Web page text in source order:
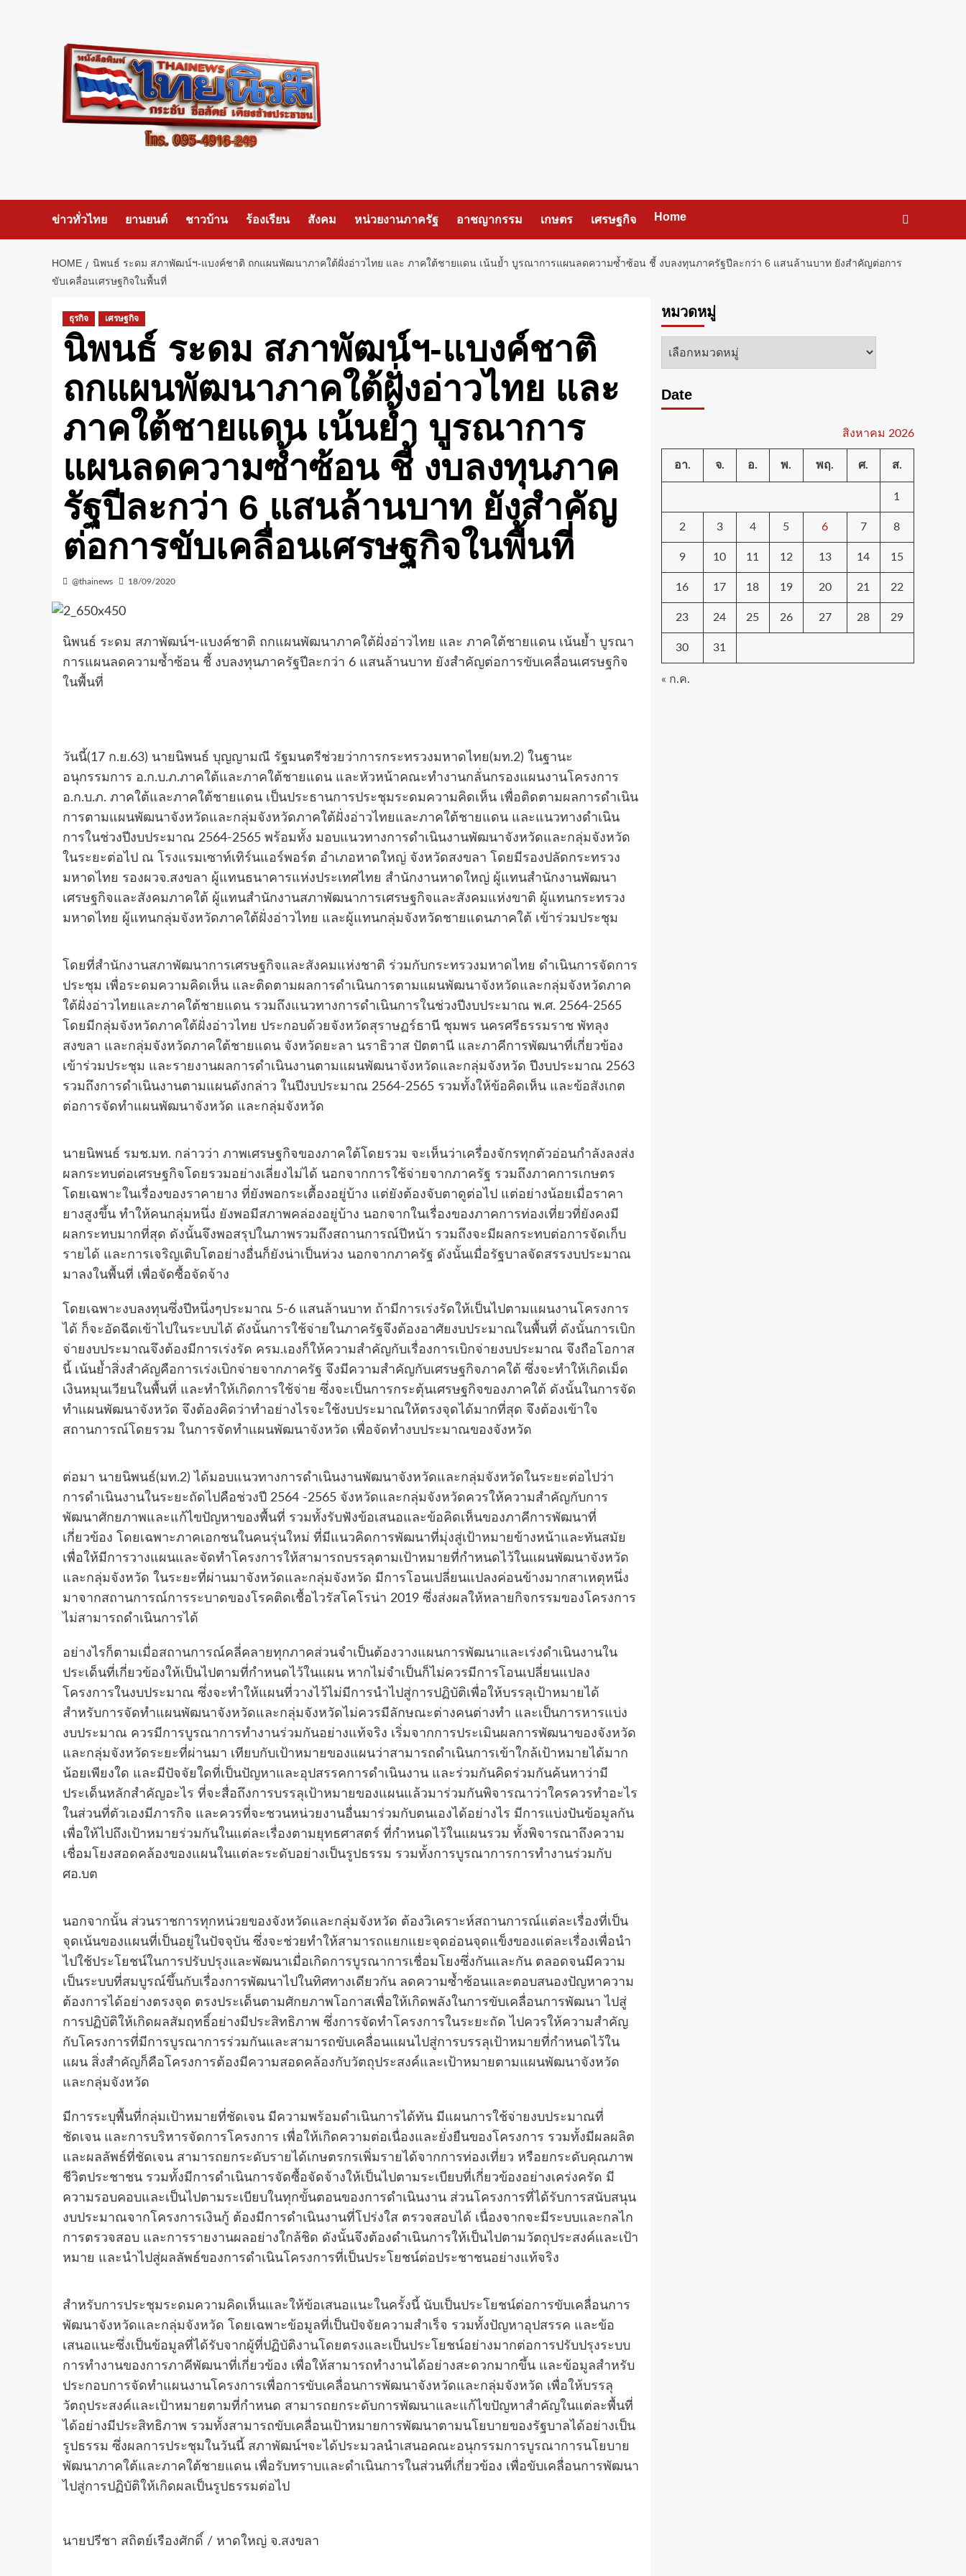
ข่าวทั่วไทย ยานยนต์ ชาวบ้าน ร้องเรียน สังคม หน่วยงานภาครัฐ อาชญากรรม เกษตร เศรษฐกิจ Home
HOME
นิพนธ์ ระดม สภาพัฒน์ฯ-แบงค์ชาติ ถกแผนพัฒนาภาคใต้ฝั่งอ่าวไทย และ ภาคใต้ชายแดน เน้นย้ำ บูรณาการแผนลดความซ้ำซ้อน ชี้ งบลงทุนภาครัฐปีละกว่า 6 แสนล้านบาท ยังสำคัญต่อการ
ขับเคลื่อนเศรษฐกิจในพื้นที่
ธุรกิจ เศรษฐกิจ
นิพนธ์ ระดม สภาพัฒน์ฯ-แบงค์ชาติ
ถกแผนพัฒนาภาคใต้ฝั่งอ่าวไทย และ
ภาคใต้ชายแดน เน้นย้ำ บูรณาการ
แผนลดความซ้ำซ้อน ชี้ งบลงทุนภาค
รัฐปีละกว่า 6 แสนล้านบาท ยังสำคัญ
ต่อการขับเคลื่อนเศรษฐกิจในพื้นที่
@thainews 18/09/2020
นิพนธ์ ระดม สภาพัฒน์ฯ-แบงค์ชาติ ถกแผนพัฒนาภาคใต้ฝั่งอ่าวไทย และ ภาคใต้ชายแดน เน้นย้ำ บูรณา
การแผนลดความซ้ำซ้อน ชี้ งบลงทุนภาครัฐปีละกว่า 6 แสนล้านบาท ยังสำคัญต่อการขับเคลื่อนเศรษฐกิจ
ในพื้นที่
วันนี้(17 ก.ย.63) นายนิพนธ์ บุญญามณี รัฐมนตรีช่วยว่าการกระทรวงมหาดไทย(มท.2) ในฐานะ
อนุกรรมการ อ.ก.บ.ภ.ภาคใต้และภาคใต้ชายแดน และหัวหน้าคณะทำงานกลั่นกรองแผนงานโครงการ
อ.ก.บ.ภ. ภาคใต้และภาคใต้ชายแดน เป็นประธานการประชุมระดมความคิดเห็น เพื่อติดตามผลการดำเนิน
การตามแผนพัฒนาจังหวัดและกลุ่มจังหวัดภาคใต้ฝั่งอ่าวไทยและภาคใต้ชายแดน และแนวทางดำเนิน
การในช่วงปีงบประมาณ 2564-2565 พร้อมทั้ง มอบแนวทางการดำเนินงานพัฒนาจังหวัดและกลุ่มจังหวัด
ในระยะต่อไป ณ โรงแรมเซาท์เทิร์นแอร์พอร์ต อำเภอหาดใหญ่ จังหวัดสงขลา โดยมีรองปลัดกระทรวง
มหาดไทย รองผวจ.สงขลา ผู้แทนธนาคารแห่งประเทศไทย สำนักงานหาดใหญ่ ผู้แทนสำนักงานพัฒนา
เศรษฐกิจและสังคมภาคใต้ ผู้แทนสำนักงานสภาพัฒนาการเศรษฐกิจและสังคมแห่งขาติ ผู้แทนกระทรวง
มหาดไทย ผู้แทนกลุ่มจังหวัดภาคใต้ฝั่งอ่าวไทย และผู้แทนกลุ่มจังหวัดชายแดนภาคใต้ เข้าร่วมประชุม
โดยที่สำนักงานสภาพัฒนาการเศรษฐกิจและสังคมแห่งชาติ ร่วมกับกระทรวงมหาดไทย ดำเนินการจัดการ
ประชุม เพื่อระดมความคิดเห็น และติดตามผลการดำเนินการตามแผนพัฒนาจังหวัดและกลุ่มจังหวัดภาค
ใต้ฝั่งอ่าวไทยและภาคใต้ชายแดน รวมถึงแนวทางการดำเนินการในช่วงปีงบประมาณ พ.ศ. 2564-2565
โดยมีกลุ่มจังหวัดภาคใต้ฝั่งอ่าวไทย ประกอบด้วยจังหวัดสุราษฏร์ธานี ชุมพร นครศรีธรรมราช พัทลุง
สงขลา และกลุ่มจังหวัดภาคใต้ชายแดน จังหวัดยะลา นราธิวาส ปัตตานี และภาคีการพัฒนาที่เกี่ยวข้อง
เข้าร่วมประชุม และรายงานผลการดำเนินงานตามแผนพัฒนาจังหวัดและกลุ่มจังหวัด ปีงบประมาณ 2563
รวมถึงการดำเนินงานตามแผนดังกล่าว ในปีงบประมาณ 2564-2565 รวมทั้งให้ข้อคิดเห็น และข้อสังเกต
ต่อการจัดทำแผนพัฒนาจังหวัด และกลุ่มจังหวัด
นายนิพนธ์ รมช.มท. กล่าวว่า ภาพเศรษฐกิจของภาคใต้โดยรวม จะเห็นว่าเครื่องจักรทุกตัวอ่อนกำลังลงส่ง
ผลกระทบต่อเศรษฐกิจโดยรวมอย่างเลี่ยงไม่ได้ นอกจากการใช้จ่ายจากภาครัฐ รวมถึงภาคการเกษตร
โดยเฉพาะในเรื่องของราคายาง ที่ยังพอกระเตื้องอยู่บ้าง แต่ยังต้องจับตาดูต่อไป แต่อย่างน้อยเมื่อราคา
ยางสูงขึ้น ทำให้คนกลุ่มหนึ่ง ยังพอมีสภาพคล่องอยู่บ้าง นอกจากในเรื่องของภาคการท่องเที่ยวที่ยังคงมี
ผลกระทบมากที่สุด ดังนั้นจึงพอสรุปในภาพรวมถึงสถานการณ์ปีหน้า รวมถึงจะมีผลกระทบต่อการจัดเก็บ
รายได้ และการเจริญเติบโตอย่างอื่นก็ยังน่าเป็นห่วง นอกจากภาครัฐ ดังนั้นเมื่อรัฐบาลจัดสรรงบประมาณ
มาลงในพื้นที่ เพื่อจัดซื้อจัดจ้าง
โดยเฉพาะงบลงทุนซึ่งปีหนึ่งๆประมาณ 5-6 แสนล้านบาท ถ้ามีการเร่งรัดให้เป็นไปตามแผนงานโครงการ
ได้ ก็จะอัดฉีดเข้าไปในระบบได้ ดังนั้นการใช้จ่ายในภาครัฐจึงต้องอาศัยงบประมาณในพื้นที่ ดังนั้นการเบิก
จ่ายงบประมาณจึงต้องมีการเร่งรัด ครม.เองก็ให้ความสำคัญกับเรื่องการเบิกจ่ายงบประมาณ จึงถือโอกาส
นี้ เน้นย้ำสิ่งสำคัญคือการเร่งเบิกจ่ายจากภาครัฐ จึงมีความสำคัญกับเศรษฐกิจภาคใต้ ซึ่งจะทำให้เกิดเม็ด
เงินหมุนเวียนในพื้นที่ และทำให้เกิดการใช้จ่าย ซึ่งจะเป็นการกระตุ้นเศรษฐกิจของภาคใต้ ดังนั้นในการจัด
ทำแผนพัฒนาจังหวัด จึงต้องคิดว่าทำอย่างไรจะใช้งบประมาณให้ตรงจุดได้มากที่สุด จึงต้องเข้าใจ
สถานการณ์โดยรวม ในการจัดทำแผนพัฒนาจังหวัด เพื่อจัดทำงบประมาณของจังหวัด
ต่อมา นายนิพนธ์(มท.2) ได้มอบแนวทางการดำเนินงานพัฒนาจังหวัดและกลุ่มจังหวัดในระยะต่อไปว่า
การดำเนินงานในระยะถัดไปคือช่วงปี 2564 -2565 จังหวัดและกลุ่มจังหวัดควรให้ความสำคัญกับการ
พัฒนาศักยภาพและแก้ไขปัญหาของพื้นที่ รวมทั้งรับฟังข้อเสนอและข้อคิดเห็นของภาคีการพัฒนาที่
เกี่ยวข้อง โดยเฉพาะภาคเอกชนในคนรุ่นใหม่ ที่มีแนวคิดการพัฒนาที่มุ่งสู่เป้าหมายข้างหน้าและทันสมัย
เพื่อให้มีการวางแผนและจัดทำโครงการให้สามารถบรรลุตามเป้าหมายที่กำหนดไว้ในแผนพัฒนาจังหวัด
และกลุ่มจังหวัด ในระยะที่ผ่านมาจังหวัดและกลุ่มจังหวัด มีการโอนเปลี่ยนแปลงค่อนข้างมากสาเหตุหนึ่ง
มาจากสถานการณ์การระบาดของโรคติดเชื้อไวรัสโคโรน่า 2019 ซึ่งส่งผลให้หลายกิจกรรมของโครงการ
ไม่สามารถดำเนินการได้
อย่างไรก็ตามเมื่อสถานการณ์คลี่คลายทุกภาคส่วนจำเป็นต้องวางแผนการพัฒนาและเร่งดำเนินงานใน
ประเด็นที่เกี่ยวข้องให้เป็นไปตามที่กำหนดไว้ในแผน หากไม่จำเป็นก็ไม่ควรมีการโอนเปลี่ยนแปลง
โครงการในงบประมาณ ซึ่งจะทำให้แผนที่วางไว้ไม่มีการนำไปสู่การปฏิบัติเพื่อให้บรรลุเป้าหมายได้
สำหรับการจัดทำแผนพัฒนาจังหวัดและกลุ่มจังหวัดไม่ควรมีลักษณะต่างคนต่างทำ และเป็นการหารแบ่ง
งบประมาณ ควรมีการบูรณาการทำงานร่วมกันอย่างแท้จริง เริ่มจากการประเมินผลการพัฒนาของจังหวัด
และกลุ่มจังหวัดระยะที่ผ่านมา เทียบกับเป้าหมายของแผนว่าสามารถดำเนินการเข้าใกล้เป้าหมายได้มาก
น้อยเพียงใด และมีปัจจัยใดที่เป็นปัญหาและอุปสรรคการดำเนินงาน และร่วมกันคิดร่วมกันค้นหาว่ามี
ประเด็นหลักสำคัญอะไร ที่จะสื่อถึงการบรรลุเป้าหมายของแผนแล้วมาร่วมกันพิจารณาว่าใครควรทำอะไร
ในส่วนที่ตัวเองมีภารกิจ และควรที่จะชวนหน่วยงานอื่นมาร่วมกับตนเองได้อย่างไร มีการแบ่งปันข้อมูลกัน
เพื่อให้ไปถึงเป้าหมายร่วมกันในแต่ละเรื่องตามยุทธศาสตร์ ที่กำหนดไว้ในแผนรวม ทั้งพิจารณาถึงความ
เชื่อมโยงสอดคล้องของแผนในแต่ละระดับอย่างเป็นรูปธรรม รวมทั้งการบูรณาการการทำงานร่วมกับ
ศอ.บต
นอกจากนั้น ส่วนราชการทุกหน่วยของจังหวัดและกลุ่มจังหวัด ต้องวิเคราะห์สถานการณ์แต่ละเรื่องที่เป็น
จุดเน้นของแผนที่เป็นอยู่ในปัจจุบัน ซึ่งจะช่วยทำให้สามารถแยกแยะจุดอ่อนจุดแข็งของแต่ละเรื่องเพื่อนำ
ไปใช้ประโยชน์ในการปรับปรุงและพัฒนาเมื่อเกิดการบูรณาการเชื่อมโยงซึ่งกันและกัน ตลอดจนมีความ
เป็นระบบที่สมบูรณ์ขึ้นกับเรื่องการพัฒนาไปในทิศทางเดียวกัน ลดความซ้ำซ้อนและตอบสนองปัญหาความ
ต้องการได้อย่างตรงจุด ตรงประเด็นตามศักยภาพโอกาสเพื่อให้เกิดพลังในการขับเคลื่อนการพัฒนา ไปสู่
การปฏิบัติให้เกิดผลสัมฤทธิ์อย่างมีประสิทธิภาพ ซึ่งการจัดทำโครงการในระยะถัด ไปควรให้ความสำคัญ
กับโครงการที่มีการบูรณาการร่วมกันและสามารถขับเคลื่อนแผนไปสู่การบรรลุเป้าหมายที่กำหนดไว้ใน
แผน สิ่งสำคัญก็คือโครงการต้องมีความสอดคล้องกับวัตถุประสงค์และเป้าหมายตามแผนพัฒนาจังหวัด
และกลุ่มจังหวัด
มีการระบุพื้นที่กลุ่มเป้าหมายที่ชัดเจน มีความพร้อมดำเนินการได้ทัน มีแผนการใช้จ่ายงบประมาณที่
ชัดเจน และการบริหารจัดการโครงการ เพื่อให้เกิดความต่อเนื่องและยั่งยืนของโครงการ รวมทั้งมีผลผลิต
และผลลัพธ์ที่ชัดเจน สามารถยกระดับรายได้เกษตรกรเพิ่มรายได้จากการท่องเที่ยว หรือยกระดับคุณภาพ
ชีวิตประชาชน รวมทั้งมีการดำเนินการจัดซื้อจัดจ้างให้เป็นไปตามระเบียบที่เกี่ยวข้องอย่างเคร่งครัด มี
ความรอบคอบและเป็นไปตามระเบียบในทุกขั้นตอนของการดำเนินงาน ส่วนโครงการที่ได้รับการสนับสนุน
งบประมาณจากโครงการเงินกู้ ต้องมีการดำเนินงานที่โปร่งใส ตรวจสอบได้ เนื่องจากจะมีระบบและกลไก
การตรวจสอบ และการรายงานผลอย่างใกล้ชิด ดังนั้นจึงต้องดำเนินการให้เป็นไปตามวัตถุประสงค์และเป้า
หมาย และนำไปสู่ผลลัพธ์ของการดำเนินโครงการที่เป็นประโยชน์ต่อประชาชนอย่างแท้จริง
สำหรับการประชุมระดมความคิดเห็นและให้ข้อเสนอแนะในครั้งนี้ นับเป็นประโยชน์ต่อการขับเคลื่อนการ
พัฒนาจังหวัดและกลุ่มจังหวัด โดยเฉพาะข้อมูลที่เป็นปัจจัยความสำเร็จ รวมทั้งปัญหาอุปสรรค และข้อ
เสนอแนะซึ่งเป็นข้อมูลที่ได้รับจากผู้ที่ปฏิบัติงานโดยตรงและเป็นประโยชน์อย่างมากต่อการปรับปรุงระบบ
การทำงานของการภาคีพัฒนาที่เกี่ยวข้อง เพื่อให้สามารถทำงานได้อย่างสะดวกมากขึ้น และข้อมูลสำหรับ
ประกอบการจัดทําแผนงานโครงการเพื่อการขับเคลื่อนการพัฒนาจังหวัดและกลุ่มจังหวัด เพื่อให้บรรลุ
วัตถุประสงค์และเป้าหมายตามที่กำหนด สามารถยกระดับการพัฒนาและแก้ไขปัญหาสำคัญในแต่ละพื้นที่
ได้อย่างมีประสิทธิภาพ รวมทั้งสามารถขับเคลื่อนเป้าหมายการพัฒนาตามนโยบายของรัฐบาลได้อย่างเป็น
รูปธรรม ซึ่งผลการประชุมในวันนี้ สภาพัฒน์ฯจะได้ประมวลนำเสนอคณะอนุกรรมการบูรณาการนโยบาย
พัฒนาภาคใต้และภาคใต้ชายแดน เพื่อรับทราบและดำเนินการในส่วนที่เกี่ยวข้อง เพื่อขับเคลื่อนการพัฒนา
ไปสู่การปฏิบัติให้เกิดผลเป็นรูปธรรมต่อไป
นายปรีชา สถิตย์เรืองศักดิ์ / หาดใหญ่ จ.สงขลา
หมวดหมู่
หมวด
Date
สิงหาคม 2026
อา. จ. อ. พ. พฤ. ศ. ส.
1
2 3 4 5 6 7 8
9 10 11 12 13 14 15
16 17 18 19 20 21 22
23 24 25 26 27 28 29
30 31
« ก.ค.